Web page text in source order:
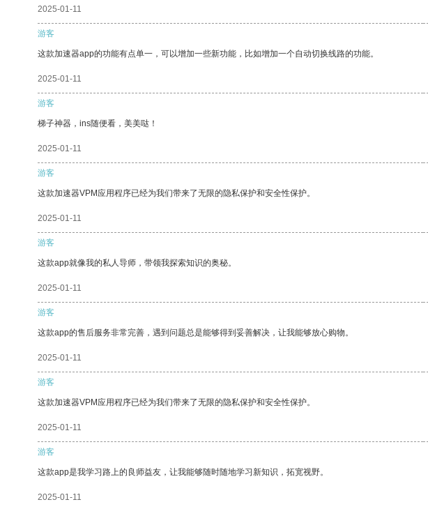
2025-01-11
游客
这款加速器app的功能有点单一，可以增加一些新功能，比如增加一个自动切换线路的功能。
2025-01-11
游客
梯子神器，ins随便看，美美哒！
2025-01-11
游客
这款加速器VPM应用程序已经为我们带来了无限的隐私保护和安全性保护。
2025-01-11
游客
这款app就像我的私人导师，带领我探索知识的奥秘。
2025-01-11
游客
这款app的售后服务非常完善，遇到问题总是能够得到妥善解决，让我能够放心购物。
2025-01-11
游客
这款加速器VPM应用程序已经为我们带来了无限的隐私保护和安全性保护。
2025-01-11
游客
这款app是我学习路上的良师益友，让我能够随时随地学习新知识，拓宽视野。
2025-01-11